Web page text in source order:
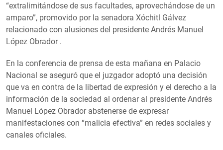
“extralimitándose de sus facultades, aprovechándose de un
amparo”, promovido por la senadora Xóchitl Gálvez
relacionado con alusiones del presidente Andrés Manuel
López Obrador .
En la conferencia de prensa de esta mañana en Palacio
Nacional se aseguró que el juzgador adoptó una decisión
que va en contra de la libertad de expresión y el derecho a la
información de la sociedad al ordenar al presidente Andrés
Manuel López Obrador abstenerse de expresar
manifestaciones con “malicia efectiva” en redes sociales y
canales oficiales.